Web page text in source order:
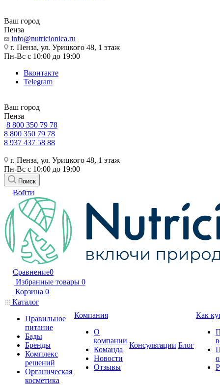
Ваш город
Пенза
info@nutricionica.ru
г. Пенза, ул. Урицкого 48, 1 этаж
Пн-Вс с 10:00 до 19:00
Вконтакте
Telegram
Ваш город
Пенза
8 800 350 79 78
8 800 350 79 78
8 937 437 58 88
г. Пенза, ул. Урицкого 48, 1 этаж
Пн-Вс с 10:00 до 19:00
Поиск
Войти
Сравнение0
Избранные товары 0
Корзина 0
Каталог
Правильное
питание
Бады
Бренды
Комплекс
решений
Органическая
косметика
Компания
О
компании
Команда
Новости
Отзывы
Консультации Блог
Как